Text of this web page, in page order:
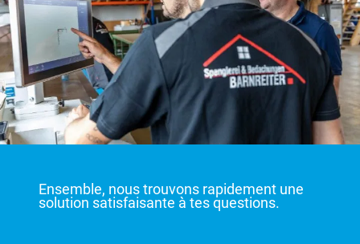
Ensemble, nous trouvons rapidement une
solution satisfaisante à tes questions.